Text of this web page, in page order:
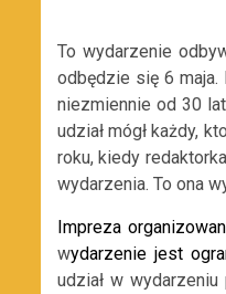
To wydarzenie
odbędzie się 6
niezmiennie od 30
udział mógł każdy,
roku, kiedy redaktorka
wydarzenia. To ona
Impreza
wydarzenie jest
udział w